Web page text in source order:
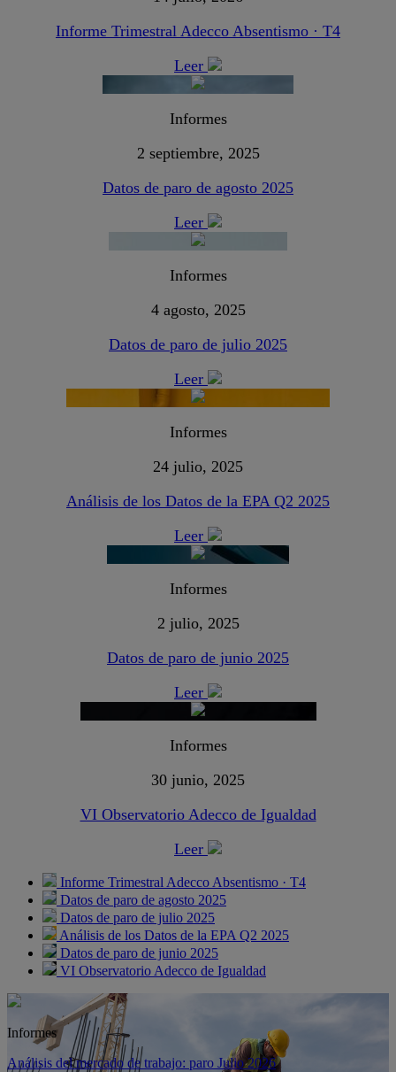
Informe Trimestral Adecco Absentismo · T4
Leer
Informes
2 septiembre, 2025
Datos de paro de agosto 2025
Leer
Informes
4 agosto, 2025
Datos de paro de julio 2025
Leer
Informes
24 julio, 2025
Análisis de los Datos de la EPA Q2 2025
Leer
Informes
2 julio, 2025
Datos de paro de junio 2025
Leer
Informes
30 junio, 2025
VI Observatorio Adecco de Igualdad
Leer
Informe Trimestral Adecco Absentismo · T4
Datos de paro de agosto 2025
Datos de paro de julio 2025
Análisis de los Datos de la EPA Q2 2025
Datos de paro de junio 2025
VI Observatorio Adecco de Igualdad
Informes
Análisis del mercado de trabajo: paro Julio 2026